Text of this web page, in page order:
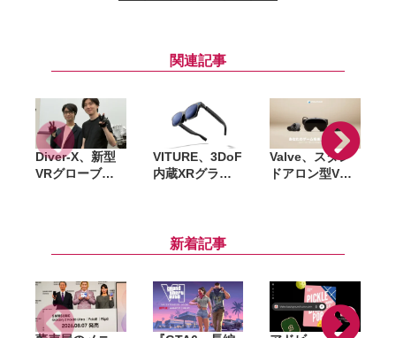
関連記事
Diver-X、新型
VRグローブ
Technologies
VITURE、3DoF
内蔵XRグラス
角に対応
Valve、スタン
ドアロン型VR
新着記事